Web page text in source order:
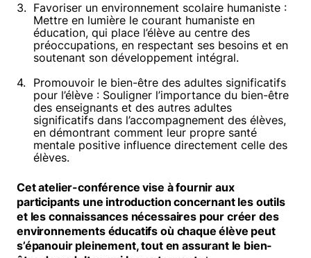
Favoriser un environnement scolaire humaniste :
Mettre en lumière le courant humaniste en
éducation, qui place l’élève au centre des
préoccupations, en respectant ses besoins et en
soutenant son développement intégral.
Promouvoir le bien-être des adultes significatifs
pour l’élève : Souligner l’importance du bien-être
des enseignants et des autres adultes
significatifs dans l’accompagnement des élèves,
en démontrant comment leur propre santé
mentale positive influence directement celle des
élèves.
Cet atelier-conférence vise à fournir aux
participants une introduction concernant les outils
et les connaissances nécessaires pour créer des
environnements éducatifs où chaque élève peut
s’épanouir pleinement, tout en assurant le bien-